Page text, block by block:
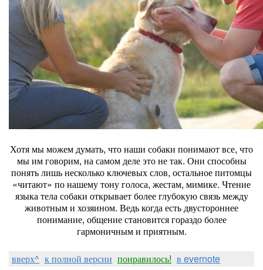
Хотя мы можем думать, что наши собаки понимают все, что
мы им говорим, на самом деле это не так. Они способны
понять лишь несколько ключевых слов, остальное питомцы
«читают» по нашему тону голоса, жестам, мимике. Чтение
языка тела собаки открывает более глубокую связь между
животным и хозяином. Ведь когда есть двустороннее
понимание, общение становится гораздо более
гармоничным и приятным.
вверх^ к полной версии понравилось! в evernote